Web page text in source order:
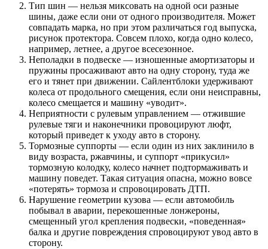
Тип шин — нельзя миксовать на одной оси разные
шины, даже если они от одного производителя. Может
совпадать марка, но при этом различаться год выпуска,
рисунок протектора. Совсем плохо, когда одно колесо,
например, летнее, а другое всесезонное.
Неполадки в подвеске — изношенные амортизаторы и
пружины просаживают авто на одну сторону, туда же
его и тянет при движении. Сайлентблоки удерживают
колеса от продольного смещения, если они неисправны,
колесо смещается и машину «уводит».
Неприятности с рулевым управлением — отжившие
рулевые тяги и наконечники провоцируют люфт,
который приведет к уходу авто в сторону.
Тормозные суппорты — если один из них заклинило в
виду возраста, ржавчины, и суппорт «прикусил»
тормозную колодку, колесо начнет подтормаживать и
машину поведет. Такая ситуация опасна, можно вовсе
«потерять» тормоза и спровоцировать ДТП.
Нарушение геометрии кузова — если автомобиль
побывал в аварии, перекошенные лонжероны,
смещенный угол крепления подвески, «поведенная»
балка и другие повреждения спровоцируют увод авто в
сторону.